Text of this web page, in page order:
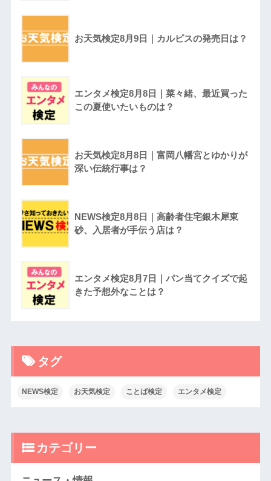
お天気検定8月9日｜カルピスの発売日は？
エンタメ検定8月8日｜菜々緒、最近買った
この夏使いたいものは？
お天気検定8月8日｜富岡八幡宮とゆかりが
深い伝統行事は？
NEWS検定8月8日｜高齢者住宅銀木犀東
砂、入居者が手伝う店は？
エンタメ検定8月7日｜パン当てクイズで起
きた予想外なことは？
タグ
NEWS検定 お天気検定 ことば検定 エンタメ検定
カテゴリー